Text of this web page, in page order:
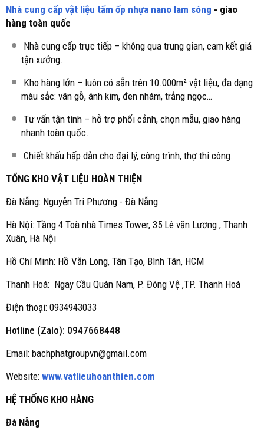
Nhà cung cấp vật liệu tấm ốp nhựa nano lam sóng - giao
hàng toàn quốc
Nhà cung cấp trực tiếp – không qua trung gian, cam kết giá
tận xưởng.
Kho hàng lớn – luôn có sẵn trên 10.000m² vật liệu, đa dạng
màu sắc: vân gỗ, ánh kim, đen nhám, trắng ngọc…
Tư vấn tận tình – hỗ trợ phối cảnh, chọn mẫu, giao hàng
nhanh toàn quốc.
Chiết khấu hấp dẫn cho đại lý, công trình, thợ thi công.
TỔNG KHO VẬT LIỆU HOÀN THIỆN
Đà Nẵng: Nguyễn Tri Phương - Đà Nẵng
Hà Nội: Tầng 4 Toà nhà Times Tower, 35 Lê văn Lương , Thanh
Xuân, Hà Nội
Hồ Chí Minh: Hồ Văn Long, Tân Tạo, Bình Tân, HCM
Thanh Hoá: Ngay Cầu Quán Nam, P. Đông Vệ ,TP. Thanh Hoá
Điện thoại: 0934943033
Hotline (Zalo): 0947668448
Email: bachphatgroupvn@gmail.com
Website: www.vatlieuhoanthien.com
HỆ THỐNG KHO HÀNG
Đà Nẵng